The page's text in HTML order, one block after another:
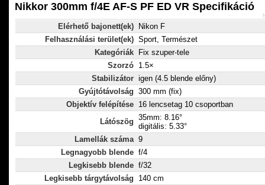
Nikkor 300mm f/4E AF-S PF ED VR Specifikáció
Elérhető bajonett(ek)
Nikon F
Felhasználási terület(ek) Sport, Természet
Kategóriák
Fix szuper-tele
Szorzó 1.5×
Stabilizátor igen (4.5 blende előny)
Gyújtótávolság 300 mm (fix)
Objektív felépítése 16 lencsetag 10 csoportban
Látószög 35mm: 8.16°
digitális: 5.33°
Lamellák száma 9
Legnagyobb blende f/4
Legkisebb blende f/32
Legkisebb tárgytávolság
140 cm